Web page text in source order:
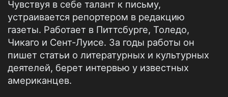
Чувствуя в себе талант к письму,
устраивается репортером в редакцию
газеты. Работает в Питтсбурге, Толедо,
Чикаго и Сент-Луисе. За годы работы он
пишет статьи о литературных и культурных
деятелей, берет интервью у известных
американцев.